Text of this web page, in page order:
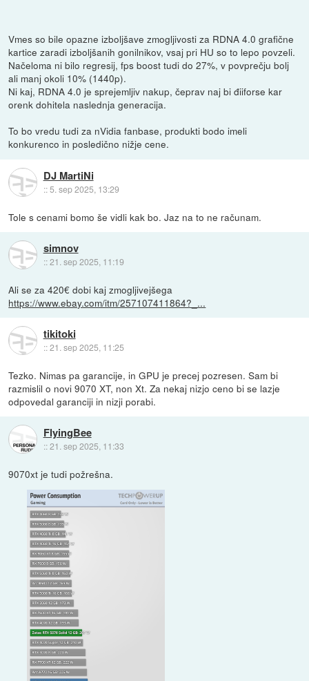
Vmes so bile opazne izboljšave zmogljivosti za RDNA 4.0 grafične
kartice zaradi izboljšanih gonilnikov, vsaj pri HU so to lepo povzeli.
Načeloma ni bilo regresij, fps boost tudi do 27%, v povprečju bolj
ali manj okoli 10% (1440p).
Ni kaj, RDNA 4.0 je sprejemljiv nakup, čeprav naj bi điiforse kar
orenk dohitela naslednja generacija.
To bo vredu tudi za nVidia fanbase, produkti bodo imeli
konkurenco in posledično nižje cene.
DJ MartiNi
::5. sep 2025, 13:29
Tole s cenami bomo še vidli kak bo. Jaz na to ne računam.
simnov
::21. sep 2025, 11:19
Ali se za 420€ dobi kaj zmogljivejšega
https://www.ebay.com/itm/257107411864?_...
tikitoki
::21. sep 2025, 11:25
Tezko. Nimas pa garancije, in GPU je precej pozresen. Sam bi
razmislil o novi 9070 XT, non Xt. Za nekaj nizjo ceno bi se lazje
odpovedal garanciji in nizji porabi.
FlyingBee
::21. sep 2025, 11:33
9070xt je tudi požrešna.